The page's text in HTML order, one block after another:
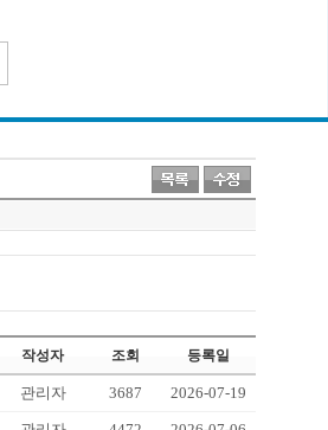
작성자 조회 등록일
관리자 3687 2026-07-19